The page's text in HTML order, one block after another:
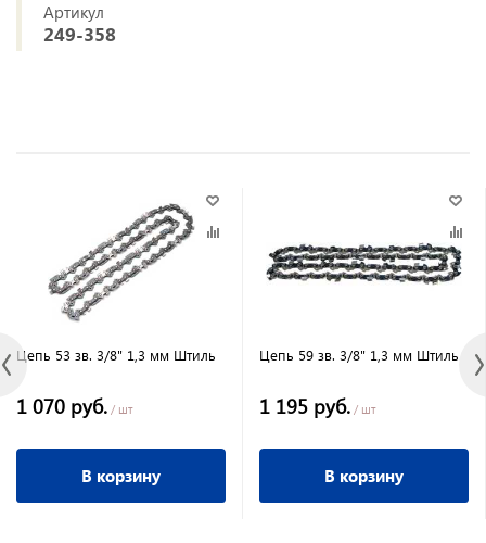
Артикул
249-358
Цепь 53 зв. 3/8" 1,3 мм Штиль
1 070 руб. / шт
В корзину
Цепь 59 зв. 3/8" 1,3 мм Штиль
1 195 руб. / шт
В корзину